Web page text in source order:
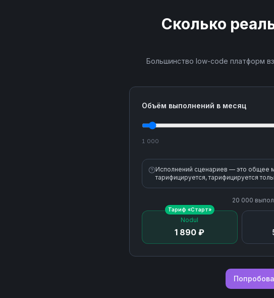
Сколько
Большинство low-code платформ
Объём выполнений в месяц
1 000
Исполнений сценариев — это общее
тарифицируется, тарифицируется
20 000
Nodul
1 890 ₽
Тариф «Старт»